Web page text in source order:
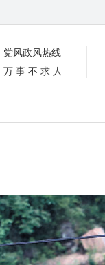
党风政风热线
万事不求人